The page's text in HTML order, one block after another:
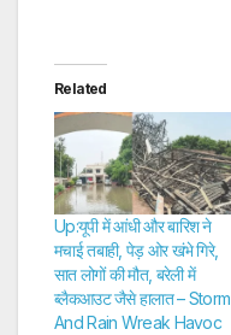
Related
Up:यूपी में आंधी और बारिश ने
मचाई तबाही, पेड़ ओर खंभे गिरे,
सात लोगों की मौत, बरेली में
ब्लैकआउट जैसे हालात – Storm
And Rain Wreak Havoc